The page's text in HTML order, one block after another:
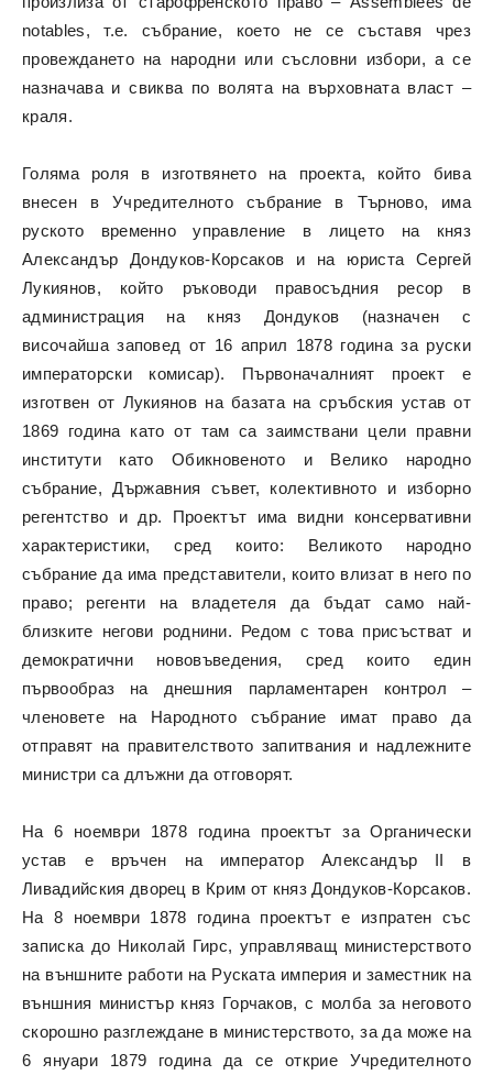
notables, т.е. събрание, което не се съставя чрез
провеждането на народни или съсловни избори, а се
назначава и свиква по волята на върховната власт –
краля.
Голяма роля в изготвянето на проекта, който бива
внесен в Учредителното събрание в Търново, има
руското временно управление в лицето на княз
Александър Дондуков-Корсаков и на юриста Сергей
Лукиянов, който ръководи правосъдния ресор в
администрация на княз Дондуков (назначен с
височайша заповед от 16 април 1878 година за руски
императорски комисар). Първоначалният проект е
изготвен от Лукиянов на базата на сръбския устав от
1869 година като от там са заимствани цели правни
институти като Обикновеното и Велико народно
събрание, Държавния съвет, колективното и изборно
регентство и др. Проектът има видни консервативни
характеристики, сред които: Великото народно
събрание да има представители, които влизат в него по
право; регенти на владетеля да бъдат само най-
близките негови роднини. Редом с това присъстват и
демократични нововъведения, сред които един
първообраз на днешния парламентарен контрол –
членовете на Народното събрание имат право да
отправят на правителството запитвания и надлежните
министри са длъжни да отговорят.
На 6 ноември 1878 година проектът за Органически
устав е връчен на император Александър II в
Ливадийския дворец в Крим от княз Дондуков-Корсаков.
На 8 ноември 1878 година проектът е изпратен със
записка до Николай Гирс, управляващ министерството
на външните работи на Руската империя и заместник на
външния министър княз Горчаков, с молба за неговото
скорошно разглеждане в министерството, за да може на
6 януари 1879 година да се открие Учредителното